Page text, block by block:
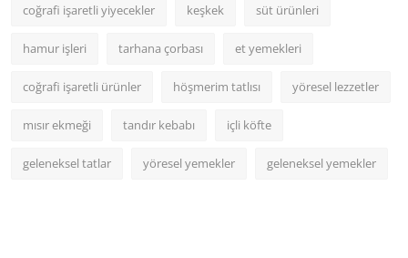
coğrafi işaretli yiyecekler keşkek süt ürünleri
hamur işleri tarhana çorbası et yemekleri
coğrafi işaretli ürünler höşmerim tatlısı yöresel lezzetler
mısır ekmeği tandır kebabı içli köfte
geleneksel tatlar yöresel yemekler geleneksel yemekler